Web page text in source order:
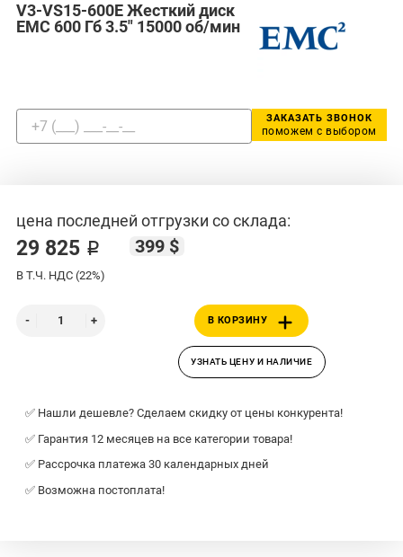
V3-VS15-600E Жесткий диск
EMC 600 Гб 3.5" 15000 об/мин
ЗАКАЗАТЬ ЗВОНОК
поможем с выбором
цена последней отгрузки со склада:
29 825 ₽ 399 $
В Т.Ч. НДС (22%)
В КОРЗИНУ
УЗНАТЬ ЦЕНУ И НАЛИЧИЕ
✅ Нашли дешевле? Сделаем скидку от цены конкурента!
✅ Гарантия 12 месяцев на все категории товара!
✅ Рассрочка платежа 30 календарных дней
✅ Возможна постоплата!